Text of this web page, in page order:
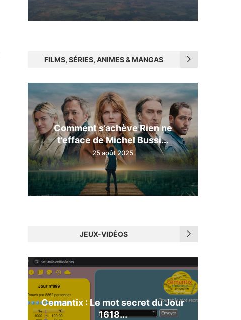
FILMS, SÉRIES, ANIMES & MANGAS
Comment s’achève Rien ne
t’efface de Michel Bussi...
25 août 2025
JEUX-VIDÉOS
Cemantix : Le mot secret du Jour
1618...